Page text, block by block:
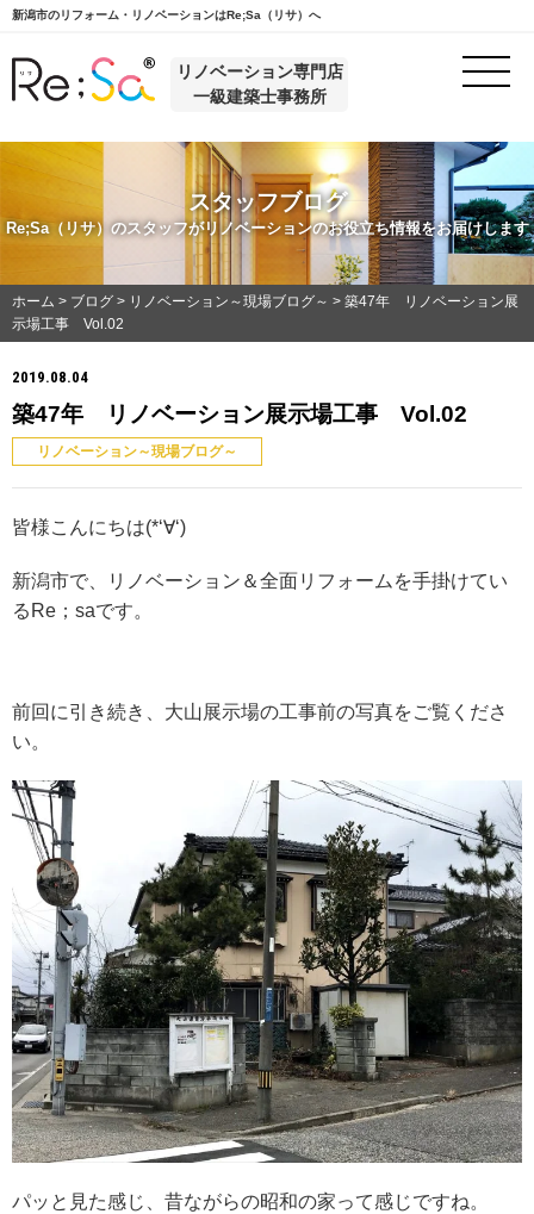
新潟市のリフォーム・リノベーションはRe;Sa（リサ）へ
リノベーション専門店
一級建築士事務所
スタッフブログ
Re;Sa（リサ）のスタッフがリノベーションのお役立ち情報をお届けします
ホーム > ブログ > リノベーション～現場ブログ～ > 築47年 リノベーション展
示場工事 Vol.02
2019.08.04
築47年 リノベーション展示場工事 Vol.02
リノベーション～現場ブログ～
皆様こんにちは(*‘∀‘)
新潟市で、リノベーション＆全面リフォームを手掛けてい
るRe；saです。
前回に引き続き、大山展示場の工事前の写真をご覧くださ
い。
パッと見た感じ、昔ながらの昭和の家って感じですね。